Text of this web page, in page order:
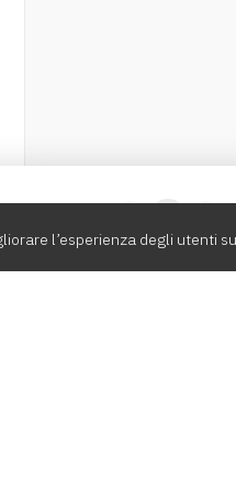
l’esperienza degli utenti